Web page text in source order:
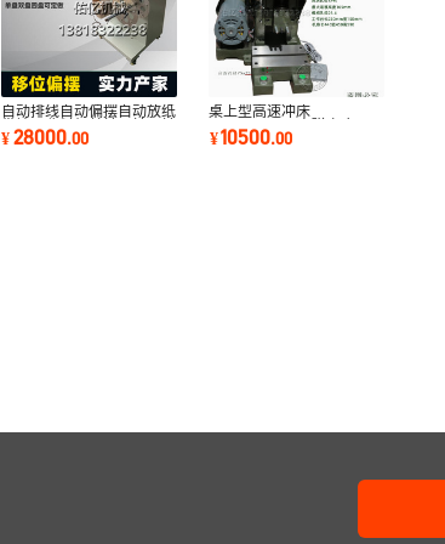
自动排线自动偏摆自动放纸
带端子收料机单轴双轴三轴
四轴可定制
¥28000.00
桌上型高速冲床
TUP5T3T2T电磁离合器及
电子控制操作安全简单冲床
¥10500.00